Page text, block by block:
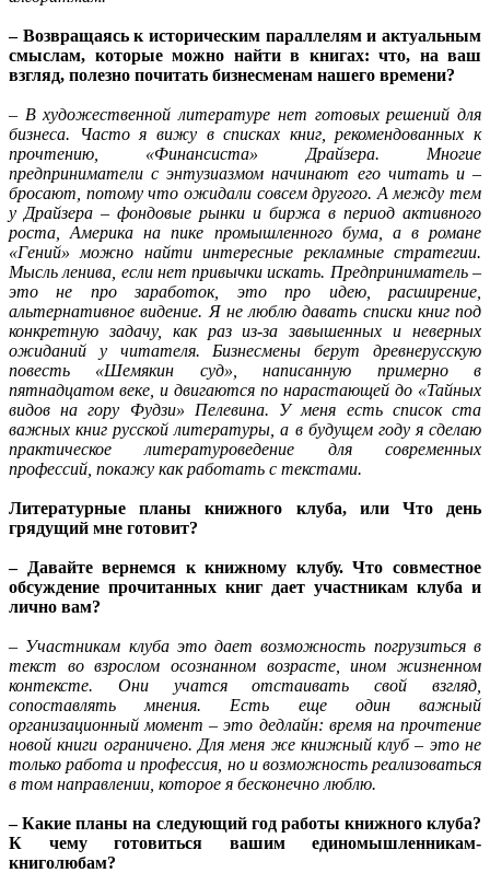
– Возвращаясь к историческим параллелям и актуальным
смыслам, которые можно найти в книгах: что, на ваш
взгляд, полезно почитать бизнесменам нашего времени?
– В художественной литературе нет готовых решений для
бизнеса. Часто я вижу в списках книг, рекомендованных к
прочтению, «Финансиста» Драйзера. Многие
предприниматели с энтузиазмом начинают его читать и –
бросают, потому что ожидали совсем другого. А между тем
у Драйзера – фондовые рынки и биржа в период активного
роста, Америка на пике промышленного бума, а в романе
«Гений» можно найти интересные рекламные стратегии.
Мысль ленива, если нет привычки искать. Предприниматель –
это не про заработок, это про идею, расширение,
альтернативное видение. Я не люблю давать списки книг под
конкретную задачу, как раз из-за завышенных и неверных
ожиданий у читателя. Бизнесмены берут древнерусскую
повесть «Шемякин суд», написанную примерно в
пятнадцатом веке, и двигаются по нарастающей до «Тайных
видов на гору Фудзи» Пелевина. У меня есть список ста
важных книг русской литературы, а в будущем году я сделаю
практическое литературоведение для современных
профессий, покажу как работать с текстами.
Литературные планы книжного клуба, или Что день
грядущий мне готовит?
– Давайте вернемся к книжному клубу. Что совместное
обсуждение прочитанных книг дает участникам клуба и
лично вам?
– Участникам клуба это дает возможность погрузиться в
текст во взрослом осознанном возрасте, ином жизненном
контексте. Они учатся отстаивать свой взгляд,
сопоставлять мнения. Есть еще один важный
организационный момент – это дедлайн: время на прочтение
новой книги ограничено. Для меня же книжный клуб – это не
только работа и профессия, но и возможность реализоваться
в том направлении, которое я бесконечно люблю.
– Какие планы на следующий год работы книжного клуба?
К чему готовиться вашим единомышленникам-
книголюбам?